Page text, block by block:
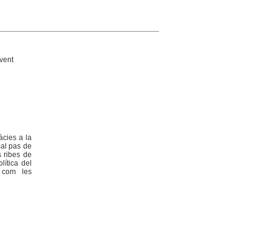
a la
pas de
ribes de
del
les